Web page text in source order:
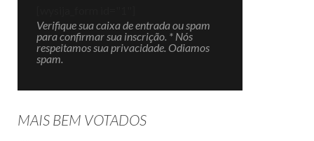
Verifique sua caixa de entrada ou spam
para confirmar sua inscrição. * Nós
respeitamos sua privacidade. Odiamos
spam.
MAIS BEM VOTADOS